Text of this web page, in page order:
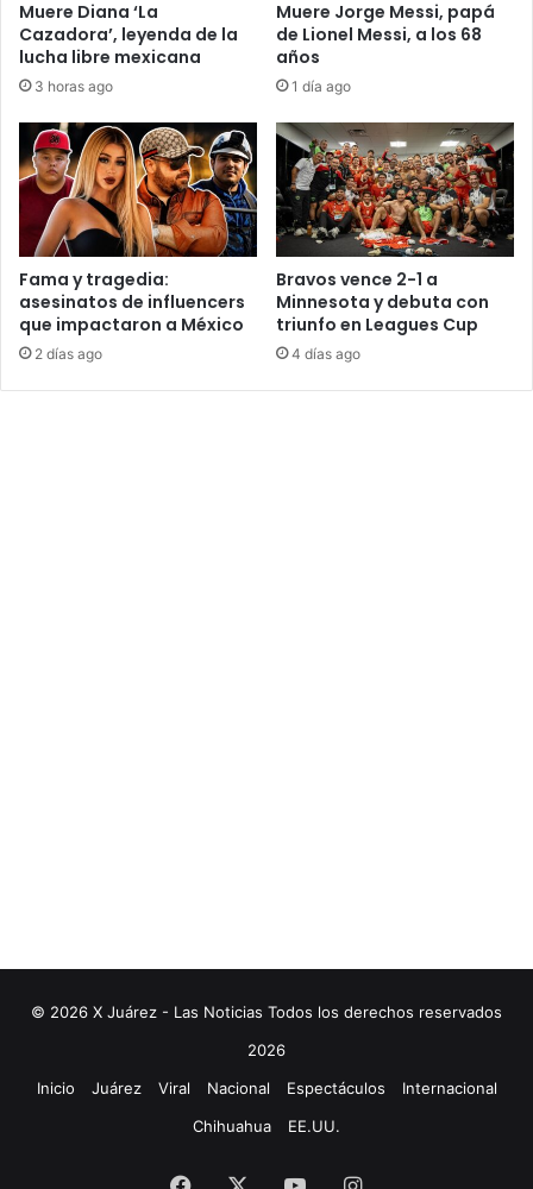
Muere Diana ‘La
Cazadora’, leyenda de la
lucha libre mexicana
3 horas ago
Muere Jorge Messi, papá
de Lionel Messi, a los 68
años
1 día ago
Fama y tragedia:
asesinatos de influencers
que impactaron a México
2 días ago
Bravos vence 2-1 a
Minnesota y debuta con
triunfo en Leagues Cup
4 días ago
© 2026 X Juárez - Las Noticias Todos los derechos reservados
2026
Inicio
Juárez Viral Nacional Espectáculos
Internacional
Chihuahua
EE.UU.
Facebook YouTubeInstagram